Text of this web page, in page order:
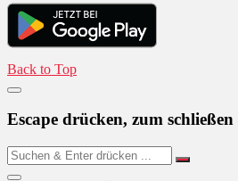
Back to Top
Escape drücken, zum schließen